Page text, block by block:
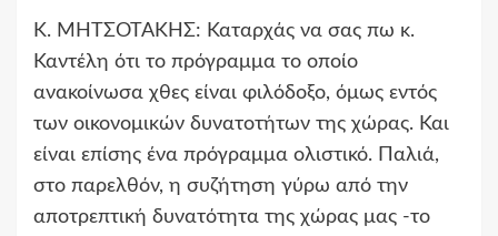
Κ. ΜΗΤΣΟΤΑΚΗΣ: Καταρχάς να σας πω κ.
Καντέλη ότι το πρόγραμμα το οποίο
ανακοίνωσα χθες είναι φιλόδοξο, όμως εντός
των οικονομικών δυνατοτήτων της χώρας. Και
είναι επίσης ένα πρόγραμμα ολιστικό. Παλιά,
στο παρελθόν, η συζήτηση γύρω από την
αποτρεπτική δυνατότητα της χώρας μας -το